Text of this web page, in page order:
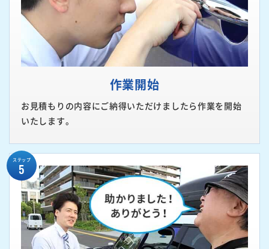
作業開始
お見積もりの内容にご納得いただけましたら作業を開始
いたします。
ステップ
5